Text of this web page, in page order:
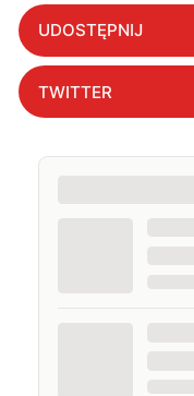
UDOSTĘPNIJ
TWITTER